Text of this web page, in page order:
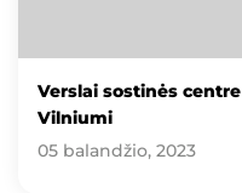
Verslai sostinės
Vilniumi
05 balandžio, 2023